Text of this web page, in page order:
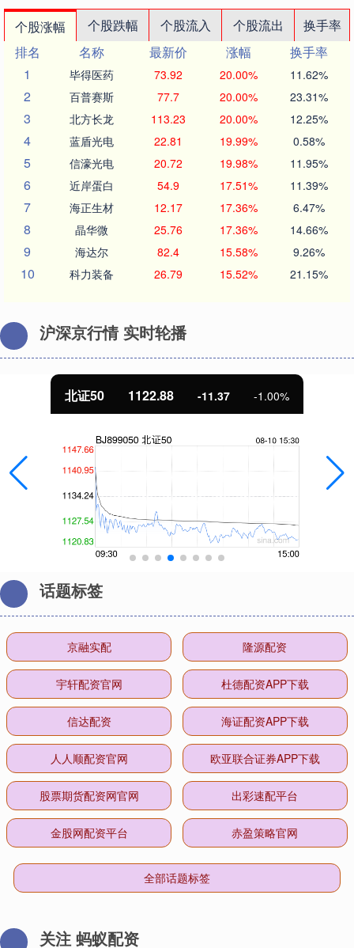
个股涨幅 个股跌幅 个股流入 个股流出
换手率
排名
名称 最新价 涨幅
换手率
1
毕得医药 73.92 20.00% 11.62%
2 百普赛斯 77.7 20.00% 23.31%
3 北方长龙 113.23 20.00% 12.25%
4 蓝盾光电 22.81 19.99% 0.58%
5 信濠光电 20.72 19.98% 11.95%
6 近岸蛋白 54.9 17.51% 11.39%
7 海正生材 12.17 17.36% 6.47%
8 晶华微 25.76 17.36% 14.66%
9 海达尔 82.4 15.58% 9.26%
10 科力装备 26.79 15.52% 21.15%
沪深京行情 实时轮播
北证50 1122.88 -11.37 -1.00%
话题标签
京融实配 隆源配资
宇轩配资官网 杜德配资APP下载
信达配资 海证配资APP下载
人人顺配资官网 欧亚联合证券APP下载
股票期货配资网官网 出彩速配平台
金股网配资平台 赤盈策略官网
全部话题标签
关注 蚂蚁配资